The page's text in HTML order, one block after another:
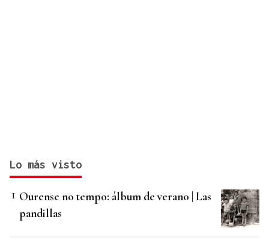
Lo más visto
Ourense no tempo: álbum de verano | Las
pandillas